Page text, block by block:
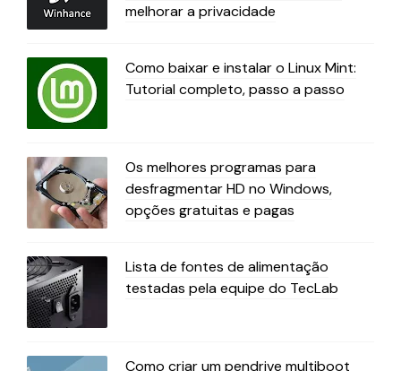
melhorar a privacidade
Como baixar e instalar o Linux Mint:
Tutorial completo, passo a passo
Os melhores programas para
desfragmentar HD no Windows,
opções gratuitas e pagas
Lista de fontes de alimentação
testadas pela equipe do TecLab
Como criar um pendrive multiboot